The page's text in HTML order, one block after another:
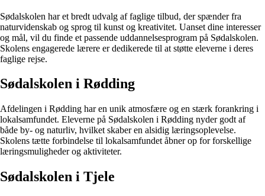
Sødalskolen har et bredt udvalg af faglige tilbud, der spænder fra
naturvidenskab og sprog til kunst og kreativitet. Uanset dine interesser
og mål, vil du finde et passende uddannelsesprogram på Sødalskolen.
Skolens engagerede lærere er dedikerede til at støtte eleverne i deres
faglige rejse.
Sødalskolen i Rødding
Afdelingen i Rødding har en unik atmosfære og en stærk forankring i
lokalsamfundet. Eleverne på Sødalskolen i Rødding nyder godt af
både by- og naturliv, hvilket skaber en alsidig læringsoplevelse.
Skolens tætte forbindelse til lokalsamfundet åbner op for forskellige
læringsmuligheder og aktiviteter.
Sødalskolen i Tjele